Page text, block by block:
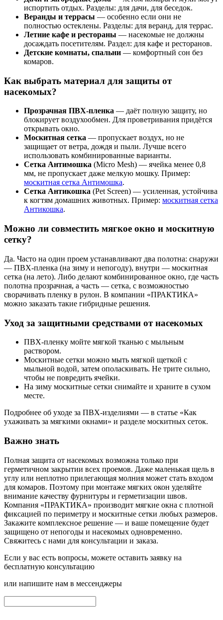
испортить отдых. Разделы: для дачи, для беседок.
Веранды и террасы — особенно если они не
полностью остеклены. Разделы: для веранд, для террас.
Летние кафе и рестораны — насекомые не должны
досаждать посетителям. Раздел: для кафе и ресторанов.
Детские комнаты, спальни — комфортный сон без
комаров.
Как выбрать материал для защиты от
насекомых?
Прозрачная ПВХ-пленка — даёт полную защиту, но
блокирует воздухообмен. Для проветривания придётся
открывать окно.
Москитная сетка — пропускает воздух, но не
защищает от ветра, дождя и пыли. Лучше всего
использовать комбинированные варианты.
Сетка Антимошка (Micro Mesh) — ячейка менее 0,8
мм, не пропускает даже мелкую мошку. Пример:
москитная сетка Антимошка.
Сетка Антикошка (Pet Screen) — усиленная, устойчива
к когтям домашних животных. Пример: москитная сетка
Антикошка.
Можно ли совместить мягкое окно и москитную
сетку?
Да. Часто на один проем устанавливают два полотна: снаружи
— ПВХ-пленка (на зиму и непогоду), внутри — москитная
сетка (на лето). Либо делают комбинированное окно, где часть
полотна прозрачная, а часть — сетка, с возможностью
сворачивать пленку в рулон. В компании «ПРАКТИКА»
можно заказать такие гибридные решения.
Уход за защитными средствами от насекомых
ПВХ-пленку мойте мягкой тканью с мыльным
раствором.
Москитные сетки можно мыть мягкой щеткой с
мыльной водой, затем ополаскивать. Не трите сильно,
чтобы не повредить ячейки.
На зиму москитные сетки снимайте и храните в сухом
месте.
Подробнее об уходе за ПВХ-изделиями — в статье «Как
ухаживать за мягкими окнами» и разделе москитных сеток.
Важно знать
Полная защита от насекомых возможна только при
герметичном закрытии всех проемов. Даже маленькая щель в
углу или неплотно прилегающая молния может стать входом
для комаров. Поэтому при монтаже мягких окон уделяйте
внимание качеству фурнитуры и герметизации швов.
Компания «ПРАКТИКА» производит мягкие окна с плотной
фиксацией по периметру и москитные сетки любых размеров.
Закажите комплексное решение — и ваше помещение будет
защищено от непогоды и насекомых одновременно.
Свяжитесь с нами для консультации и заказа.
Если у вас есть вопросы, можете оставить заявку на
бесплатную консультацию
или напишите нам в мессенджеры